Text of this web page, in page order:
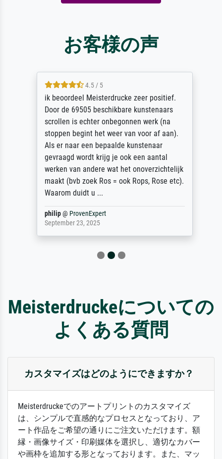
お客様の声
4.5 / 5
ik beoordeel Meisterdrucke zeer positief.
Door de 69505 beschikbare kunstenaars
scrollen is echter onbegonnen werk (na
stoppen begint het weer van voor af aan).
Als er naar een bepaalde kunstenaar
gevraagd wordt krijg je ook een aantal
werken van andere wat het onoverzichtelijk
maakt (bvb zoek Ros = ook Rops, Rose etc).
Waarom duidt u ...
philip@ProvenExpert
September 23, 2025
Meisterdruckeについての
よくある質問
カスタマイズはどのようにできますか？
Meisterdruckeでのアートプリントのカスタマイズ
は、シンプルで直感的なプロセスとなっており、ア
ート作品をご希望の通りにご注文いただけます。額
縁・画像サイズ・印刷媒体を選択し、適切なカバー
や画枠を追加する形となっております。また、マッ